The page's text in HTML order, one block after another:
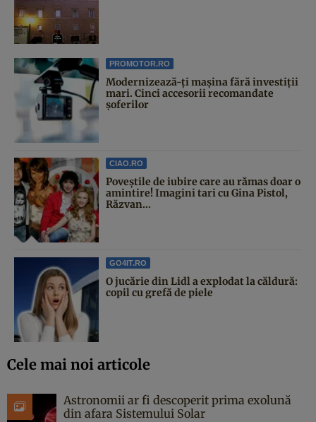
PROMOTOR.RO
Modernizează-ți mașina fără investiții
mari. Cinci accesorii recomandate
șoferilor
CIAO.RO
Poveştile de iubire care au rămas doar o
amintire! Imagini tari cu Gina Pistol,
Răzvan...
GO4IT.RO
O jucărie din Lidl a explodat la căldură:
copil cu grefă de piele
Cele mai noi articole
Astronomii ar fi descoperit prima exolună
din afara Sistemului Solar